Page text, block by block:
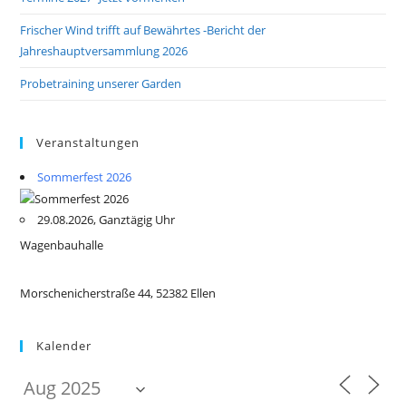
Frischer Wind trifft auf Bewährtes -Bericht der
Jahreshauptversammlung 2026
Probetraining unserer Garden
Veranstaltungen
Sommerfest 2026
29.08.2026, Ganztägig Uhr
Wagenbauhalle
Morschenicherstraße 44, 52382 Ellen
Kalender